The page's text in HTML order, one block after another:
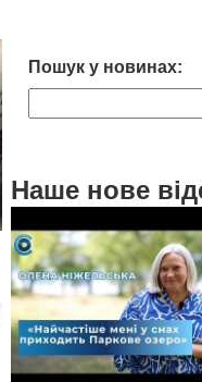
Пошук у новинах:
Наше нове